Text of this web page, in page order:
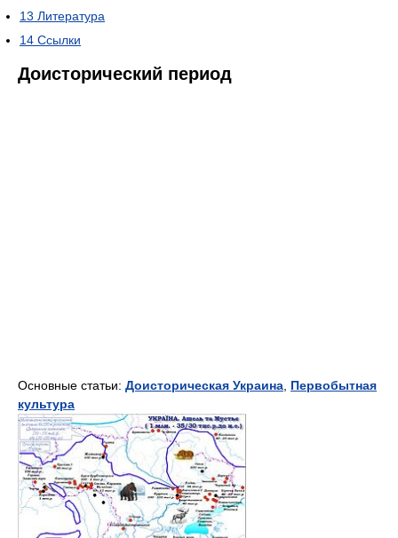
13 Литература
14 Ссылки
Доисторический период
Основные статьи: Доисторическая Украина Первобытная
культура